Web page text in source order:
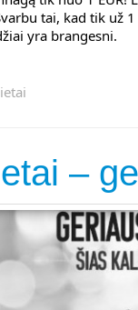
tai, kad tik už
yra brangesni.
–